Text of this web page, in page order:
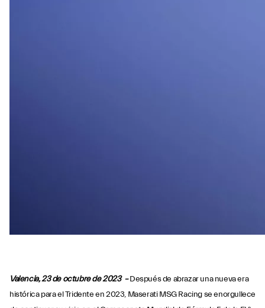
Valencia, 23 de octubre de 2023 –Después de abrazar una nueva era
histórica para el Tridente en 2023, Maserati MSG Racing se enorgullece